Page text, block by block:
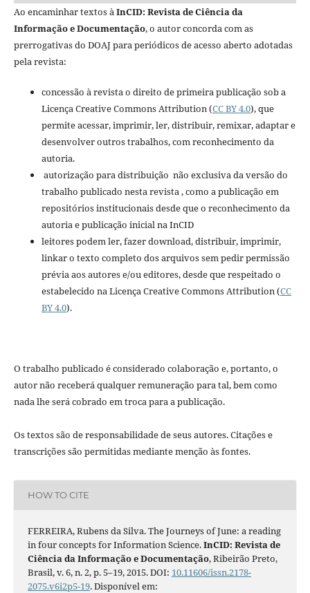
Ao encaminhar textos àInCID: Revista de Ciência da
Informação e Documentação, o autor concorda com as
prerrogativas do DOAJ para periódicos de acesso aberto adotadas
pela revista:
concessão à revista o direito de primeira publicação sob a
Licença Creative Commons Attribution (CC BY 4.0), que
permite acessar, imprimir, ler, distribuir, remixar, adaptar e
desenvolver outros trabalhos, com reconhecimento da
autoria.
autorização para distribuição não exclusiva da versão do
trabalho publicado nesta revista , como a publicação em
repositórios institucionais desde que o reconhecimento da
autoria e publicação inicial na InCID
leitores podem ler, fazer download, distribuir, imprimir,
linkar o texto completo dos arquivos sem pedir permissão
prévia aos autores e/ou editores, desde que respeitado o
estabelecido na Licença Creative Commons Attribution (CC
BY 4.0).
O trabalho publicado é considerado colaboração e, portanto, o
autor não receberá qualquer remuneração para tal, bem como
nada lhe será cobrado em troca para a publicação.
Os textos são de responsabilidade de seus autores. Citações e
transcrições são permitidas mediante menção às fontes.
HOW TO CITE
FERREIRA, Rubens da Silva. The Journeys of June: a reading
in four concepts for Information Science.InCID: Revista de
Ciência da Informação e Documentação, Ribeirão Preto,
Brasil, v. 6, n. 2, p. 5–19, 2015. DOI: 10.11606/issn.2178-
2075.v6i2p5-19. Disponível em: